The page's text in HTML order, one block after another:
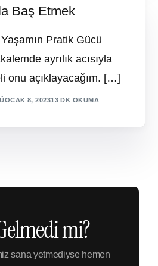
Baş Etmek
Pratik Gücü
ayrılık acısıyla
onu açıklayacağım. […]
OCAK 8, 202313 DK OKUMA
mi?
sana yetmediyse hemen